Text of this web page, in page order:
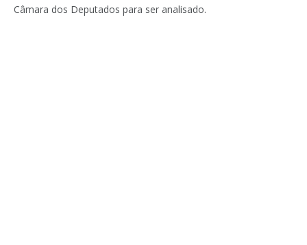
Câmara dos Deputados para ser analisado.